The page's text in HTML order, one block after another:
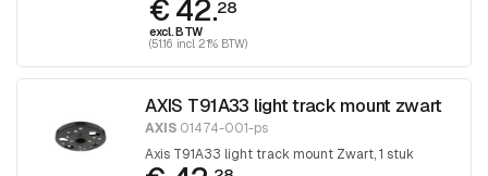
€ 42.28
excl. BTW
(51.16 incl. 21% BTW)
AXIS T91A33 light track mount zwart
AXIS 01474-001-ps
Axis T91A33 light track mount Zwart, 1 stuk